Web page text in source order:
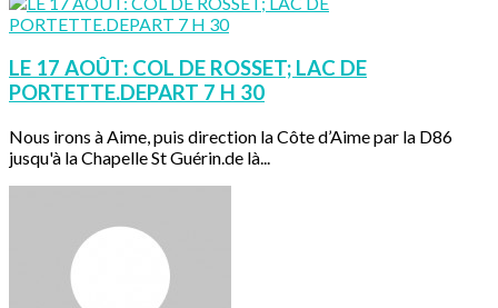
LE 17 AOÛT: COL DE ROSSET; LAC DE
PORTETTE.DEPART 7 H 30
Nous irons à Aime, puis direction la Côte d’Aime par la D86
jusqu'à la Chapelle St Guérin.de là...